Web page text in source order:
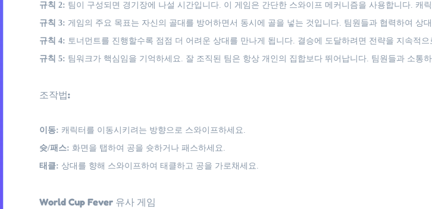
규칙 2: 팀이 구성되면 경기장에 나설 시간입니다. 이 게임은 간단한 스와이프 메커니즘을 사용합니다. 캐
규칙 3: 게임의 주요 목표는 자신의 골대를 방어하면서 동시에 골을 넣는 것입니다. 팀원들과 협력하여 상
규칙 4: 토너먼트를 진행할수록 점점 더 어려운 상대를 만나게 됩니다. 결승에 도달하려면 전략을 지속적
규칙 5: 팀워크가 핵심임을 기억하세요. 잘 조직된 팀은 항상 개인의 집합보다 뛰어납니다. 팀원들과 소통
조작법:
이동: 캐릭터를 이동시키려는 방향으로 스와이프하세요.
슛/패스: 화면을 탭하여 공을 슛하거나 패스하세요.
태클: 상대를 향해 스와이프하여 태클하고 공을 가로채세요.
World Cup Fever 유사 게임